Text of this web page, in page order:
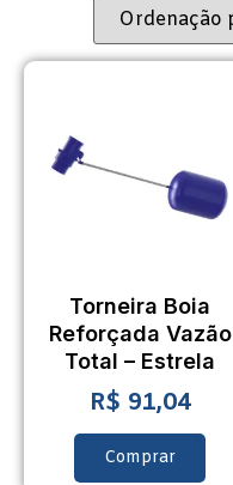
Torneira Boia
Reforçada Vazão
Total – Estrela
R$ 91,04
Comprar